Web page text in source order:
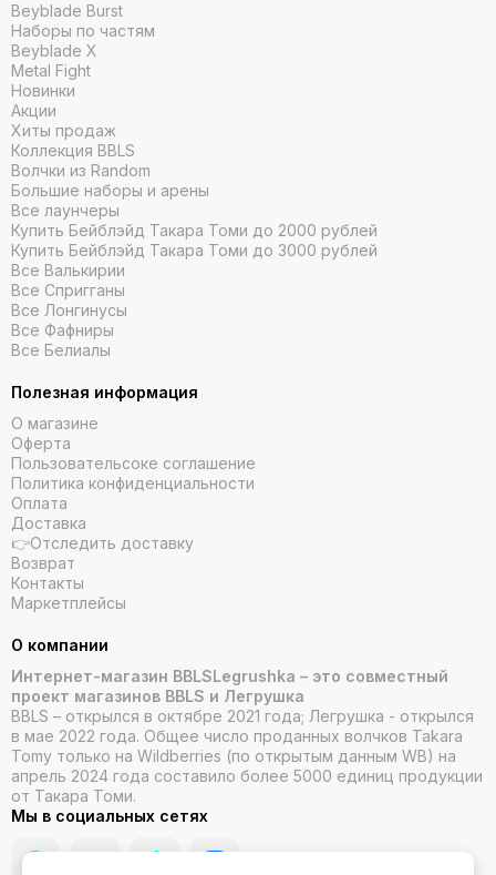
Beyblade Burst
Наборы по частям
Beyblade X
Metal Fight
Новинки
Акции
Хиты продаж
Коллекция BBLS
Волчки из Random
Большие наборы и арены
Все лаунчеры
Купить Бейблэйд Такара Томи до 2000 рублей
Купить Бейблэйд Такара Томи до 3000 рублей
Все Валькирии
Все Спригганы
Все Лонгинусы
Все Фафниры
Все Белиалы
Полезная информация
О магазине
Оферта
Пользовательсоке соглашение
Политика конфиденциальности
Оплата
Доставка
👉Отследить доставку
Возврат
Контакты
Маркетплейсы
О компании
Интернет-магазин BBLSLegrushka – это совместный
проект магазинов BBLS и Легрушка
BBLS – открылся в октябре 2021 года; Легрушка - открылся
в мае 2022 года. Общее число проданных волчков Takara
Tomy только на Wildberries (по открытым данным WB) на
апрель 2024 года составило более 5000 единиц продукции
от Такара Томи.
Мы в социальных сетях